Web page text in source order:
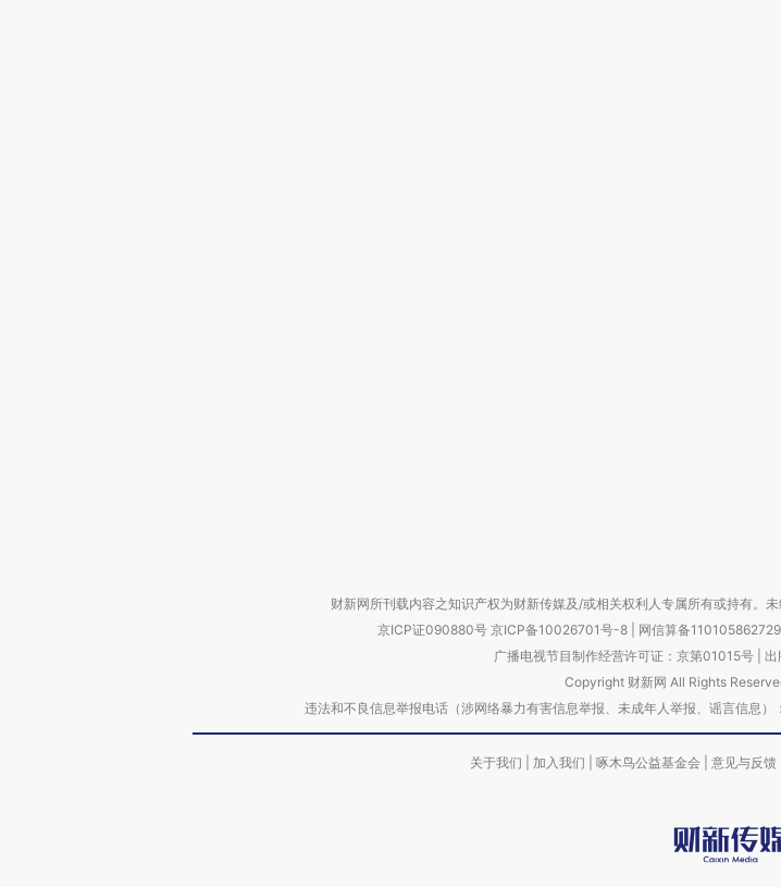
财新网所刊载内容之知识产权为财新传媒及/或相关权利人专属所有或持有。
京ICP证090880号 京ICP备10026701号-8 网信算备
广播电视节目制作经营许可证：京第01015号| 出
Copyright 财新网 All Rights
违法和不良信息举报电话（涉网络暴力有害信息举报、未成年人举报、谣言信
关于我们 加入我们 啄木鸟公益基金会 意见与反馈